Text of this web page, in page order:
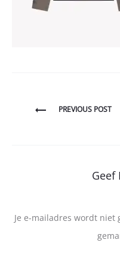
BerichtPREVIOUS POST
Geef
Je e-mailadres wordt niet